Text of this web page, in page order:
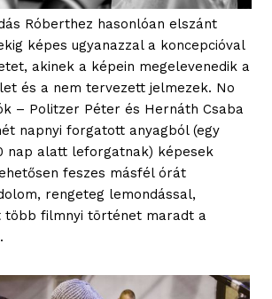
Róberthez hasonlóan elszánt
képes ugyanazzal a koncepcióval
akinek a képein megelevenedik a
és a nem tervezett jelmezek. No
– Politzer Péter és Hernáth Csaba
napnyi forgatott anyagból (egy
nap alatt leforgatnak) képesek
feszes másfél órát
rengeteg lemondással,
több filmnyi történet maradt a